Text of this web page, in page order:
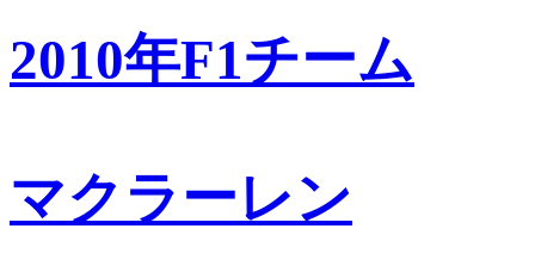
2010年F1チーム
マクラーレン